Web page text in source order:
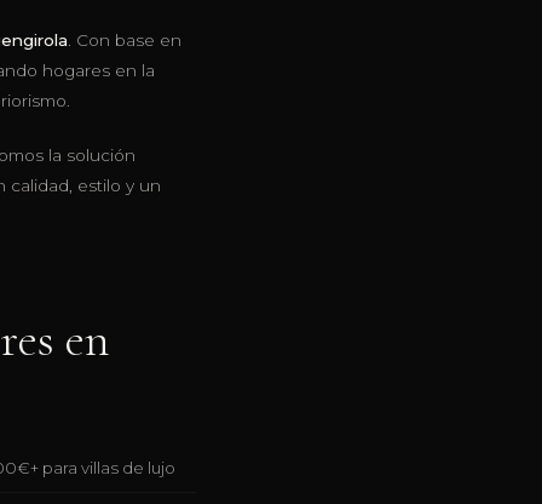
. Con base en
hogares en la
la solución
calidad, estilo y un
en
para villas de lujo